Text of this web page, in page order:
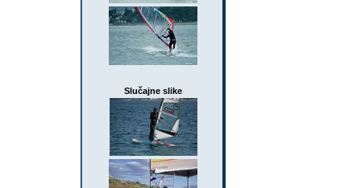
Slučajne slike